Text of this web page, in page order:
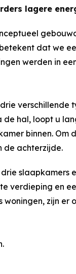
lagere
dat we
werden in
verschillende
hal, loopt u
binnen. Om
de achterzijde.
slaapkamers
verdieping en
zijn er